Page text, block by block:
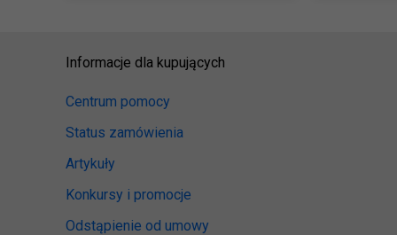
Informacje dla kupujących
Centrum pomocy
Status zamówienia
Artykuły
Konkursy i promocje
Odstąpienie od umowy